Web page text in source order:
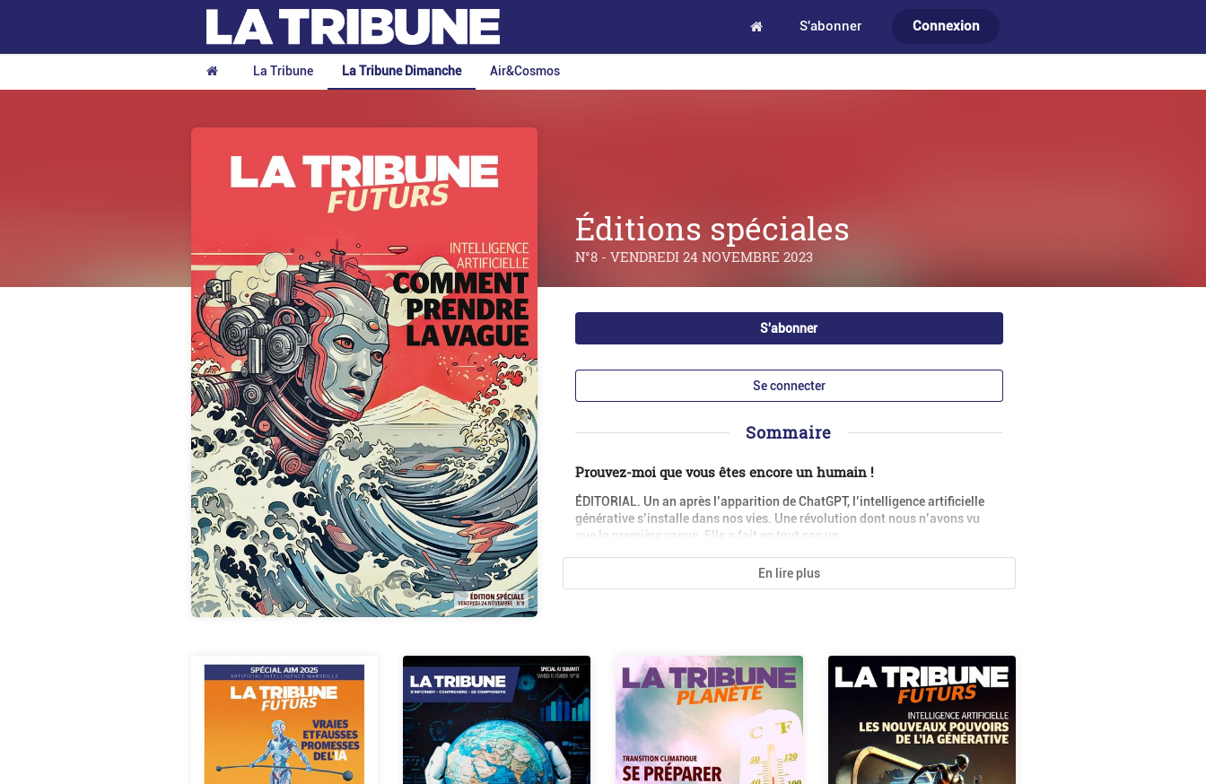
S'abonner Connexion
La Tribune La Tribune Dimanche Air&Cosmos
Éditions spéciales
N°8 - VENDREDI 24 NOVEMBRE 2023
S'abonner
Se connecter
Sommaire
Prouvez-moi que vous êtes encore un humain !
ÉDITORIAL. Un an après l’apparition de ChatGPT, l’intelligence artificielle
générative s’installe dans nos vies. Une révolution dont nous n’avons vu
que la première vague. Elle a fait en tout cas un...
En lire plus